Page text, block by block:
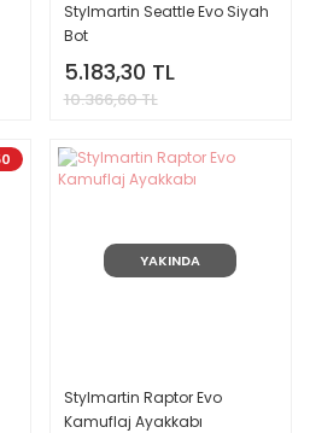
Stylmartin Seattle Evo Siyah
Bot
5.183,30 TL
10.366,60 TL
YAKINDA
Stylmartin Raptor Evo
Kamuflaj Ayakkabı